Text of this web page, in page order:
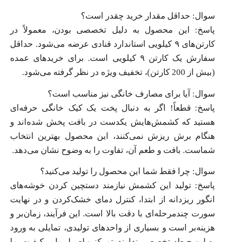
سوال: حداقل مقدار خرید چقدر است؟
پاسخ: این محصول به دلیل تخصصی بودن، معمولاً در
کارتن‌های ۹ کیلویی استاندارد قنادی عرضه می‌شود. حداقل
سفارش یک کارتن ۹ کیلویی است. برای خریدهای عمده
(بیش از 200 کارتن)، تخفیف ویژه در نظر گرفته می‌شود.
سوال: آیا برای مصارف خانگی نیز مناسب است؟
پاسخ: قطعاً! اگر به دنبال پخت یک کیک خانگی حرفه‌ای
هستید که کشمش‌هایش یکدست در بافت پخش شده‌اند و
هنگام برش ریزش نمی‌کنند، این محصول بهترین انتخاب
شماست. بافت و طعم آن، تفاوت را به وضوح نشان می‌دهد.
سوال: چرا فقط شما این محصول را تولید می‌کنید؟
پاسخ: تولید این کشمش نیازمند دستچین کردن خوشه‌های
انگور ریزدانه از ابتدا، کنترل دمای خشک‌کردن و در نهایت
سورت چندمرحله‌ای با دقت بالا است. این فرآیند، زمان‌بر و
هزینه‌بر است و بسیاری از واحدهای تولیدی، تمایلی به ورود